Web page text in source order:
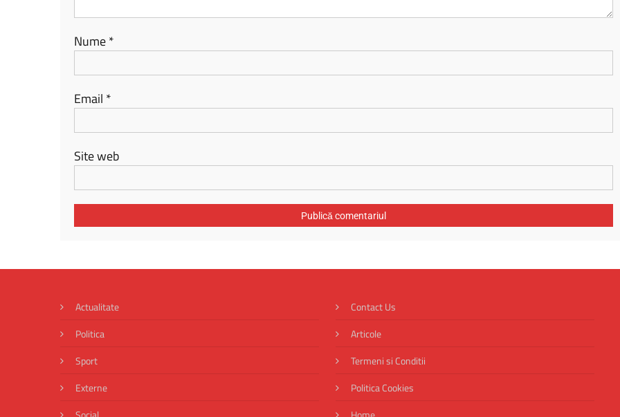
Nume*
Email *
Site web
Actualitate
Politica
Sport
Externe
Contact Us
Articole
Termeni si Conditii
Politica Cookies